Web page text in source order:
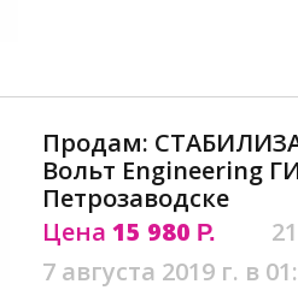
Продам:
Вольт Engineering
Петрозаводске
Цена 15 980 Р.
7 августа 2019 г. в